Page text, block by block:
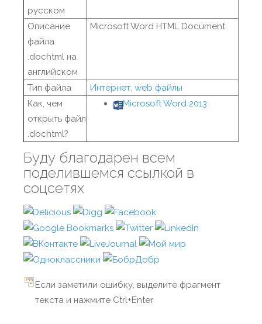
русском
Описание
файла
.dochtml на
английском
Microsoft Word HTML Document
Тип файла
Интернет, web файлы
Как, чем
открыть файл
.dochtml?
Microsoft Word 2013
Буду благодарен всем
поделившемся ссылкой в
соцсетях
Если заметили ошибку, выделите фрагмент
текста и нажмите Ctrl+Enter